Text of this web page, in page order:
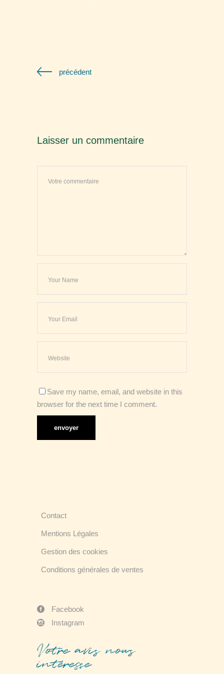
précédent
Laisser un commentaire
Save my name, email, and website in this
browser for the next time I comment.
Contact
Mentions Légales
Gestion des cookies
Conditions générales de ventes
Facebook
Instagram
Votre avis nous
intéresse